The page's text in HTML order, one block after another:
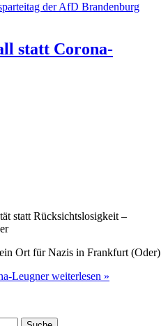
der AfD Brandenburg
statt Corona-
statt Rücksichtslosigkeit –
Ort für Nazis in Frankfurt (Oder)
Leugner weiterlesen »